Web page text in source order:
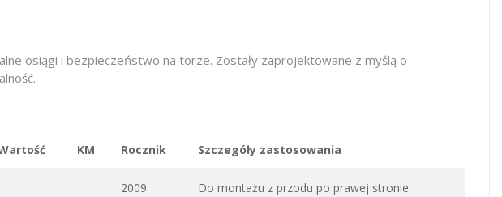
osiągi i bezpieczeństwo na torze. Zostały zaprojektowane z myślą o
KM Rocznik Szczegóły zastosowania
2009 Do montażu z przodu po prawej stronie